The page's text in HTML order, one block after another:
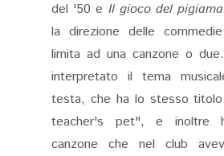
del '50 e Il gioco del pigiama
la direzione delle
limita ad una canzone o
interpretato il tema
testa, che ha lo stesso
teacher's pet", e inoltre
canzone che nel club